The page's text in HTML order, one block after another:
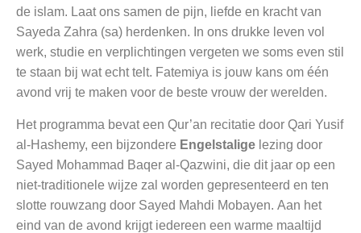
de islam. Laat ons samen de pijn, liefde en kracht van
Sayeda Zahra (sa) herdenken. In ons drukke leven vol
werk, studie en verplichtingen vergeten we soms even stil
te staan bij wat echt telt. Fatemiya is jouw kans om één
avond vrij te maken voor de beste vrouw der werelden.
Het programma bevat een Qur’an recitatie door Qari Yusif
al-Hashemy, een bijzondere Engelstalige lezing door
Sayed Mohammad Baqer al-Qazwini, die dit jaar op een
niet-traditionele wijze zal worden gepresenteerd en ten
slotte rouwzang door Sayed Mahdi Mobayen. Aan het
eind van de avond krijgt iedereen een warme maaltijd